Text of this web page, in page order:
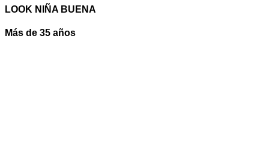
LOOK NIÑA BUENA
Más de 35 años